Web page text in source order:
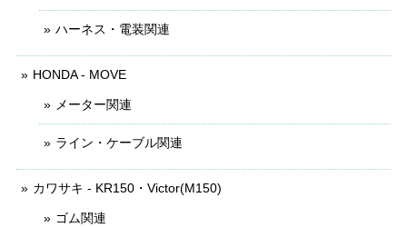
ハーネス・電装関連
HONDA - MOVE
メーター関連
ライン・ケーブル関連
カワサキ - KR150・Victor(M150)
ゴム関連